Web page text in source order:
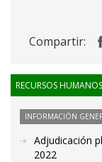
Compartir:
RECURSOS HUMANOS
INFORMACIÓN
Adjudicación
2022